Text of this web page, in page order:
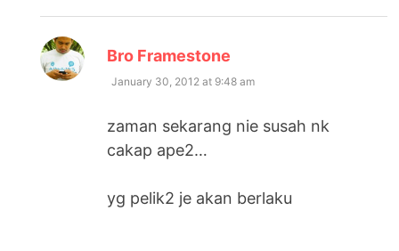
Bro Framestone
January 30, 2012 at 9:48 am
zaman sekarang nie susah nk
cakap ape2…
yg pelik2 je akan berlaku